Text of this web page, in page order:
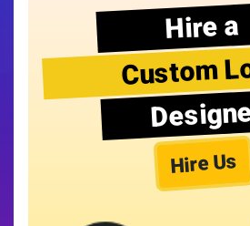
Hire a
Custom
Hire Us